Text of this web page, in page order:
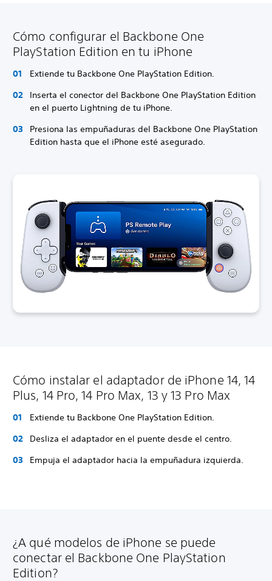
Cómo configurar el Backbone One
PlayStation Edition en tu iPhone
Extiende tu Backbone One PlayStation Edition.
Inserta el conector del Backbone One PlayStation Edition
en el puerto Lightning de tu iPhone.
Presiona las empuñaduras del Backbone One PlayStation
Edition hasta que el iPhone esté asegurado.
Cómo instalar el adaptador de iPhone 14, 14
Plus, 14 Pro, 14 Pro Max, 13 y 13 Pro Max
Extiende tu Backbone One PlayStation Edition.
Desliza el adaptador en el puente desde el centro.
Empuja el adaptador hacia la empuñadura izquierda.
¿A qué modelos de iPhone se puede
conectar el Backbone One PlayStation
Edition?